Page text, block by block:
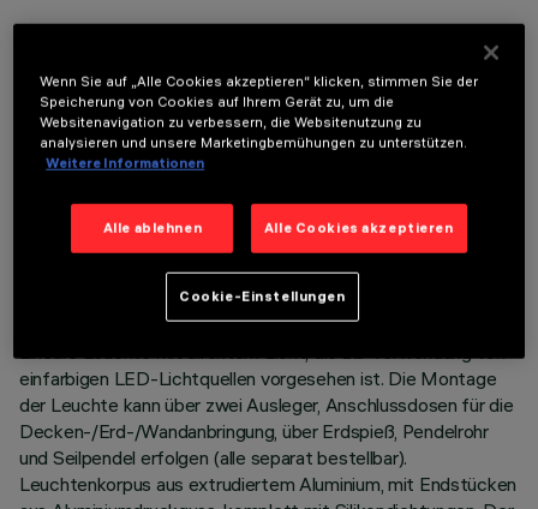
TECHNISCHE DATEN
Lineare Leuchte mit direktem Licht, die zur Verwendung von
einfarbigen LED-Lichtquellen vorgesehen ist. Die Montage
der Leuchte kann über zwei Ausleger, Anschlussdosen für die
Decken-/Erd-/Wandanbringung, über Erdspieß, Pendelrohr
und Seilpendel erfolgen (alle separat bestellbar).
Leuchtenkorpus aus extrudiertem Aluminium, mit Endstücken
Wenn Sie auf „Alle Cookies akzeptieren“ klicken, stimmen Sie der
Speicherung von Cookies auf Ihrem Gerät zu, um die
Websitenavigation zu verbessern, die Websitenutzung zu
analysieren und unsere Marketingbemühungen zu unterstützen.
Weitere Informationen
Alle ablehnen Alle Cookies akzeptieren
Cookie-Einstellungen